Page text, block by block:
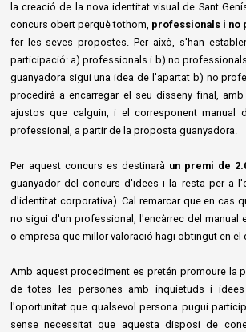
la creació de la nova identitat visual de Sant
concurs obert perquè tothom, professionals i no
fer les seves propostes. Per això, s'han
participació: a) professionals i b) no
guanyadora sigui una idea de l'apartat b) no
procedirà a encarregar el seu disseny final,
ajustos que calguin, i el corresponent manual
professional, a partir de la proposta guanyadora.
Per aquest concurs es destinarà un premi de
guanyador del concurs d'idees i la resta per a
d'identitat corporativa). Cal remarcar que en cas
no sigui d'un professional, l'encàrrec del manual
o empresa que millor valoració hagi obtingut en el
Amb aquest procediment es pretén promoure la
de totes les persones amb inquietuds i
l'oportunitat que qualsevol persona pugui
sense necessitat que aquesta disposi de